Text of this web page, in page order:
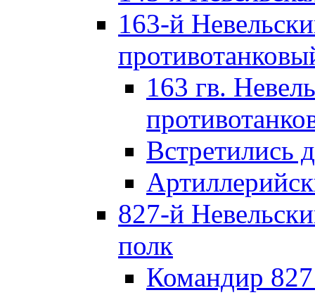
163-й
163 гв.
Встретились
827-й
полк
Командир 827